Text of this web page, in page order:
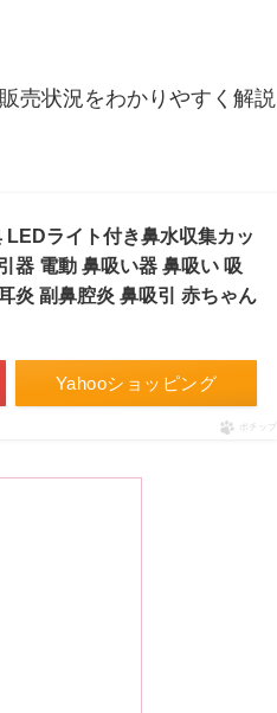
売状況をわかりやすく解説
LEDライト付き鼻水収集カッ
器 電動 鼻吸い器 鼻吸い 吸
炎 副鼻腔炎 鼻吸引 赤ちゃん
Yahooショッピング
ポチップ